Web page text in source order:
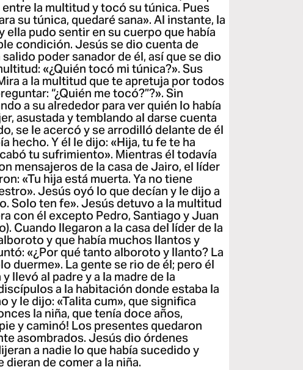
la multitud y tocó su túnica. Pues
su túnica, quedaré sana». Al instante, la
ella pudo sentir en su cuerpo que había
condición. Jesús se dio cuenta de
poder sanador de él, así que se dio
«¿Quién tocó mi túnica?». Sus
a la multitud que te apretuja por todos
“¿Quién me tocó?”?». Sin
a su alrededor para ver quién lo había
asustada y temblando al darse cuenta
se le acercó y se arrodilló delante de él
hecho. Y él le dijo: «Hija, tu fe te ha
tu sufrimiento». Mientras él todavía
mensajeros de la casa de Jairo, el líder
«Tu hija está muerta. Ya no tiene
Jesús oyó lo que decían y le dijo a
Solo ten fe». Jesús detuvo a la multitud
con él excepto Pedro, Santiago y Juan
Cuando llegaron a la casa del líder de la
y que había muchos llantos y
«¿Por qué tanto alboroto y llanto? La
duerme». La gente se rio de él; pero él
llevó al padre y a la madre de la
a la habitación donde estaba la
y le dijo: «Talita cum», que significa
la niña, que tenía doce años,
y caminó! Los presentes quedaron
asombrados. Jesús dio órdenes
a nadie lo que había sucedido y
de comer a la niña.